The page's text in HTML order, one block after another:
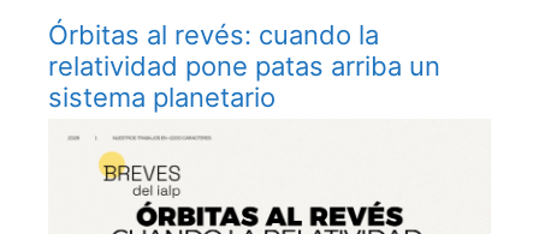
Órbitas al revés: cuando la
relatividad pone patas arriba un
sistema planetario